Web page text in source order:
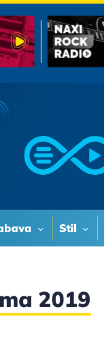
Stil
2019